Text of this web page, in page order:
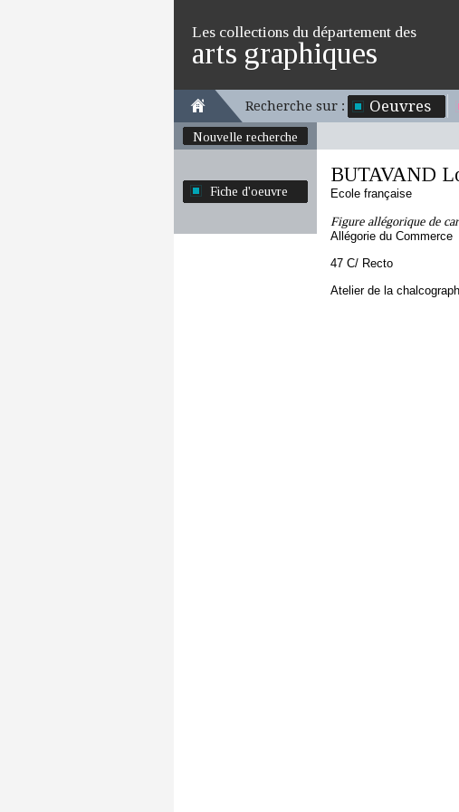
Les collections du département des
arts graphiques
Recherche sur : Oeuvres
Nouvelle recherche
Fiche d'oeuvre
BUTAVAND
Ecole française
Figure allégorique de
Allégorie du Commerce
47 C/ Recto
Atelier de la